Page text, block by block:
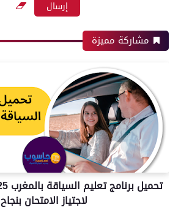
مشاركة مميزة
لاجتياز الامتحان بنجاح